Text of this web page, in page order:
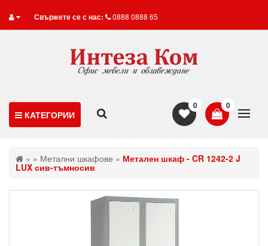
Свържете се с нас: 0888 0888 65
КАТЕГОРИИ
0
0
» » Метални шкафове » Метален шкаф - CR 1242-2 J
LUX сив-тъмносив